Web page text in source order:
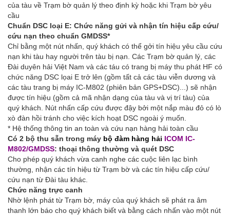
của tàu về Trạm bờ quản lý theo định kỳ hoặc khi Trạm bờ yêu
cầu
Chuẩn DSC loại E: Chức năng gửi và nhận tín hiệu cấp cứu/
cứu nạn theo chuẩn GMDSS*
Chỉ bằng một nút nhấn, quý khách có thể gởi tín hiệu yêu cầu cứu
nạn khi tàu hay người trên tàu bị nạn. Các Trạm bờ quản lý, các
Đài duyên hải Việt Nam và các táu có trang bị máy thu phát HF có
chức năng DSC lọai E trở lên (gồm tất cả các tàu viễn dương và
các tàu trang bị máy IC-M802 (phiên bản GPS+DSC)...) sẽ nhận
được tín hiệu (gồm cả mã nhận dạng của tàu và vị trí tàu) của
quý khách. Nút nhấn cấp cứu được đậy bởi một nắp màu đỏ có lò
xò đàn hồi tránh cho việc kích hoạt DSC ngoài ý muốn.
* Hệ thống thông tin an toàn và cứu nạn hàng hải toàn cầu
Có 2 bộ thu sẵn trong máy bộ đàm hàng hải ICOM IC-
M802/GMDSS: thoại thông thường và quét DSC
Cho phép quý khách vừa canh nghe các cuộc liên lạc bình
thường, nhận các tín hiệu từ Trạm bờ và các tín hiệu cấp cứu/
cứu nạn từ Đài tàu khác.
Chức năng trực canh
Nhờ lệnh phát từ Trạm bờ, máy của quý khách sẽ phát ra âm
thanh lớn báo cho quý khách biết và bằng cách nhấn vào một nút